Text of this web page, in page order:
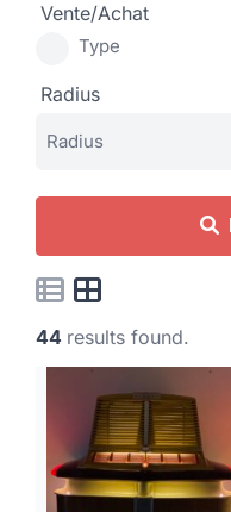
Vente/Achat
Type
Radius
44 results found.